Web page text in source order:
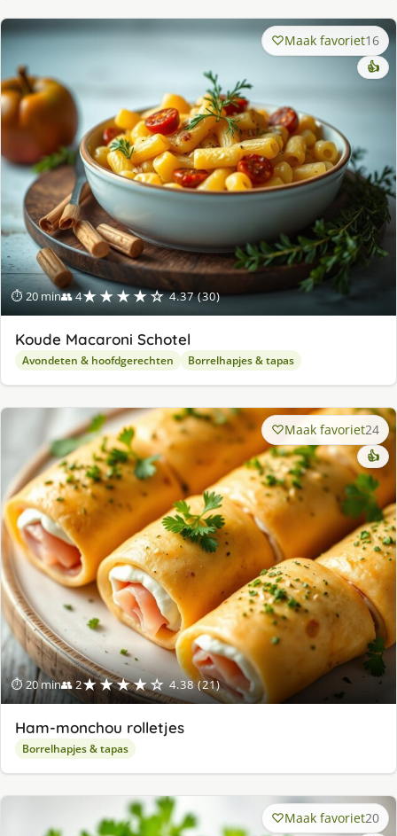
⏱ 20 min👥 4★★★★☆ 4.37 (30)
Maak favoriet16
👍
Koude Macaroni Schotel
Avondeten & hoofdgerechten Borrelhapjes & tapas
⏱ 20 min👥 2★★★★☆ 4.38 (21)
Maak favoriet24
👍
Ham-monchou rolletjes
Borrelhapjes & tapas
Maak favoriet20